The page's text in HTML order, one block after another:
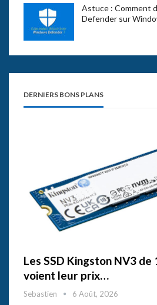
Astuce : Comment
Defender sur
DERNIERS BONS PLANS
Les SSD Kingston NV3 de
voient leur prix…
Sebastien 6 Août, 2026